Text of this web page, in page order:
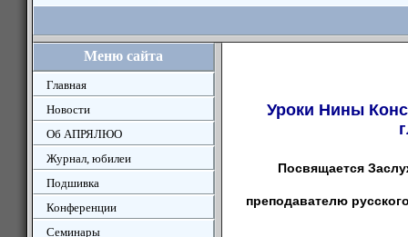
Меню сайта
Главная
Новости
Об АПРЯЛЮО
Журнал, юбилеи
Подшивка
Конференции
Семинары
Уроки Нины
Посвящается
преподавателю